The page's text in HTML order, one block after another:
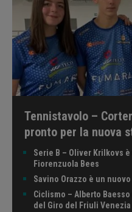
Tennistavolo –
pronto per la nuova
Serie B – Oliver Krilkovs
Fiorenzuola Bees
Savino Orazzo è un
Ciclismo – Alberto
del Giro del Friuli